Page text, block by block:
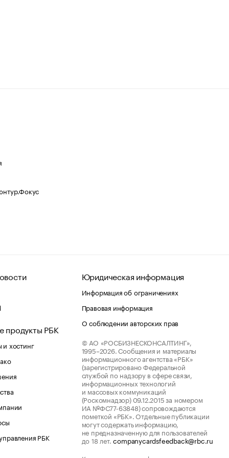
продукты РБК
хостинг
РБК
Юридическая информация
Информация об ограничениях
Правовая информация
О соблюдении авторских прав
© АО «РОСБИЗНЕСКОНСАЛТИНГ»,
1995–2026. Сообщения и материалы
информационного агентства «РБК»
(зарегистрировано Федеральной
службой по надзору в сфере связи,
информационных технологий
и массовых коммуникаций
(Роскомнадзор) 09.12.2015 за номером
ИА №ФС77-63848) сопровождаются
пометкой «РБК». Отдельные публикации
могут содержать информацию,
не предназначенную для пользователей
до 18 лет.companycardsfeedback@rbc.ru